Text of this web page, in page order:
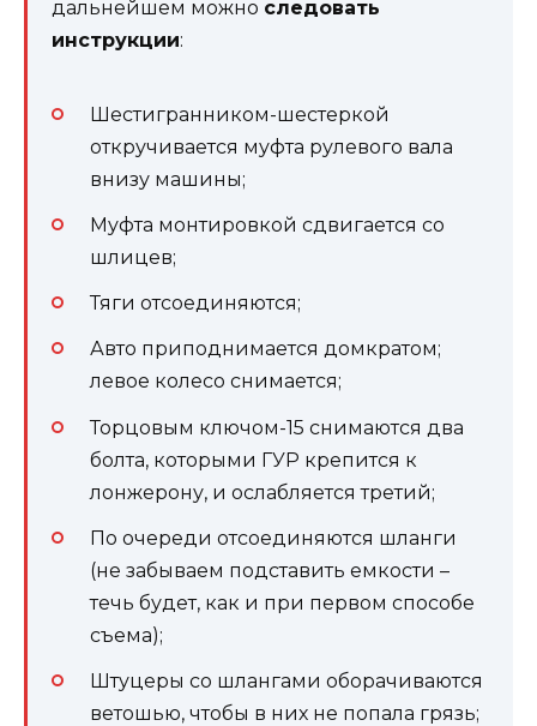
дальнейшем можно следовать
инструкции:
Шестигранником-шестеркой
откручивается муфта рулевого вала
внизу машины;
Муфта монтировкой сдвигается со
шлицев;
Тяги отсоединяются;
Авто приподнимается домкратом;
левое колесо снимается;
Торцовым ключом-15 снимаются два
болта, которыми ГУР крепится к
лонжерону, и ослабляется третий;
По очереди отсоединяются шланги
(не забываем подставить емкости –
течь будет, как и при первом способе
съема);
Штуцеры со шлангами оборачиваются
ветошью, чтобы в них не попала грязь;